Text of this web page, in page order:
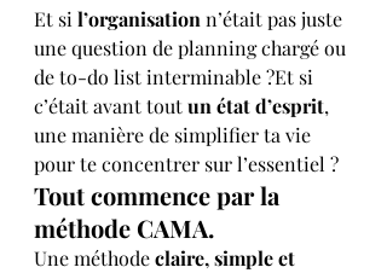
Et si l’organisation n’était pas juste
une question de planning chargé ou
de to-do list interminable ?Et si
c’était avant tout un état d’esprit,
une manière de simplifier ta vie
pour te concentrer sur l’essentiel ?
Tout commence par la
méthode CAMA.
Une méthode claire, simple et